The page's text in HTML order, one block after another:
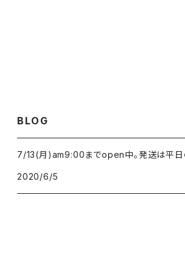
BLOG
7/13(月)am9:00までopen中。発送は平日
2020/6/5